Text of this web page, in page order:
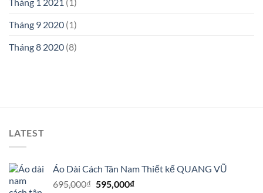
Tháng 9 2020 (1)
Tháng 8 2020 (8)
LATEST
Áo Dài Cách Tân Nam Thiết kế QUANG VŨ
695,000₫ Giá
595,000₫Giá